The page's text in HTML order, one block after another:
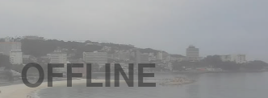
OFFLINE